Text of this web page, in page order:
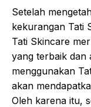
Setelah
kekurangan Tati
Tati Skincare
yang terbaik dan
menggunakan
akan
Oleh karena itu,